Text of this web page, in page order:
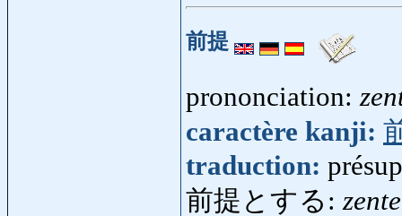
前提
prononciation:
caractère kanji:
traduction:
前提とする: